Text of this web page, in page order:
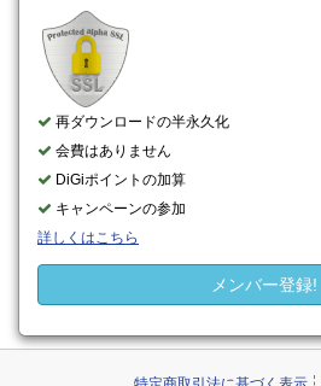
再ダウンロードの半永久化
会費はありません
DiGiポイントの加算
キャンペーンの参加
詳しくはこちら
メンバー登録!